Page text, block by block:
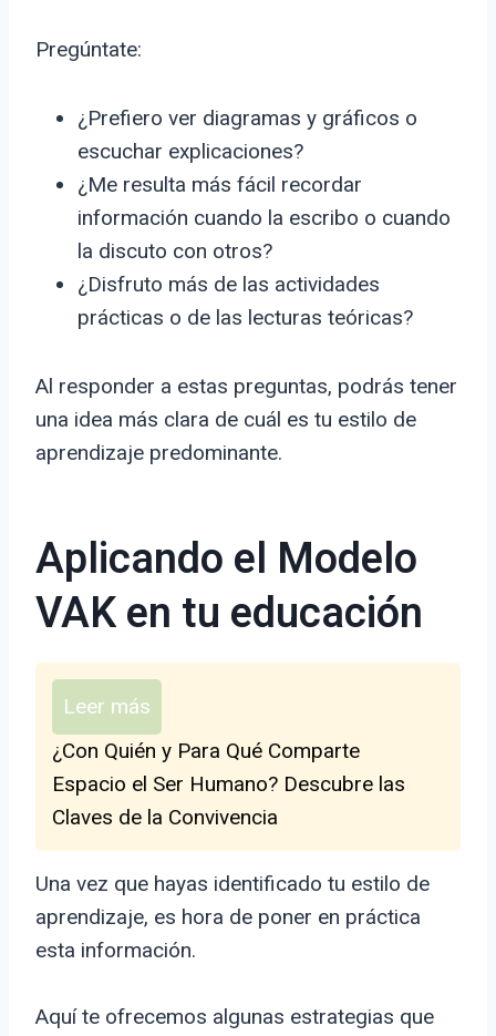
Pregúntate:
¿Prefiero ver diagramas y gráficos o
escuchar explicaciones?
¿Me resulta más fácil recordar
información cuando la escribo o cuando
la discuto con otros?
¿Disfruto más de las actividades
prácticas o de las lecturas teóricas?
Al responder a estas preguntas, podrás tener
una idea más clara de cuál es tu estilo de
aprendizaje predominante.
Aplicando el Modelo
VAK en tu educación
Leer más
¿Con Quién y Para Qué Comparte
Espacio el Ser Humano? Descubre las
Claves de la Convivencia
Una vez que hayas identificado tu estilo de
aprendizaje, es hora de poner en práctica
esta información.
Aquí te ofrecemos algunas estrategias que